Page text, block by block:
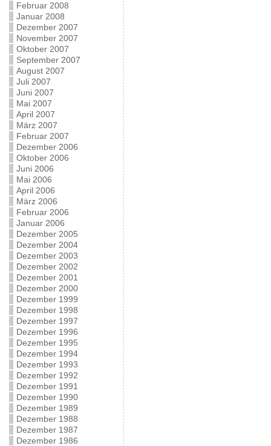
Februar 2008
Januar 2008
Dezember 2007
November 2007
Oktober 2007
September 2007
August 2007
Juli 2007
Juni 2007
Mai 2007
April 2007
März 2007
Februar 2007
Dezember 2006
Oktober 2006
Juni 2006
Mai 2006
April 2006
März 2006
Februar 2006
Januar 2006
Dezember 2005
Dezember 2004
Dezember 2003
Dezember 2002
Dezember 2001
Dezember 2000
Dezember 1999
Dezember 1998
Dezember 1997
Dezember 1996
Dezember 1995
Dezember 1994
Dezember 1993
Dezember 1992
Dezember 1991
Dezember 1990
Dezember 1989
Dezember 1988
Dezember 1987
Dezember 1986